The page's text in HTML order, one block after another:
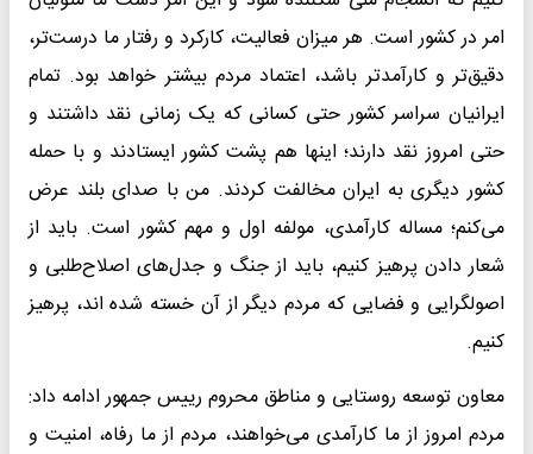
امر در کشور است. هر میزان فعالیت، کارکرد و رفتار ما درست‌تر،
دقیق‌تر و کارآمدتر باشد، اعتماد مردم بیشتر خواهد بود. تمام
ایرانیان سراسر کشور حتی کسانی که یک زمانی نقد داشتند و
حتی امروز نقد دارند؛ اینها هم پشت کشور ایستادند و با حمله
کشور دیگری به ایران مخالفت کردند. من با صدای بلند عرض
می‌کنم؛ مساله کارآمدی، مولفه اول و مهم کشور است. باید از
شعار دادن پرهیز کنیم، باید از جنگ و جدل‌های اصلاح‌طلبی و
اصولگرایی و فضایی که مردم دیگر از آن خسته شده اند، پرهیز
کنیم.
معاون توسعه روستایی و مناطق محروم رییس جمهور ادامه داد:
مردم امروز از ما کارآمدی می‌خواهند، مردم از ما رفاه، امنیت و